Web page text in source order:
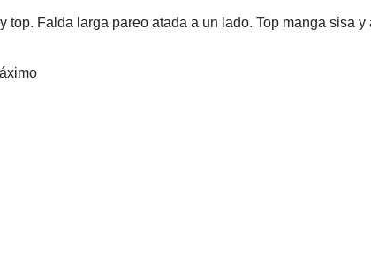
top. Falda larga pareo atada a un lado. Top manga sisa